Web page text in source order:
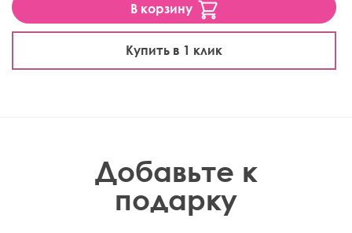
Купить в 1 клик
В корзину
Добавьте к
подарку